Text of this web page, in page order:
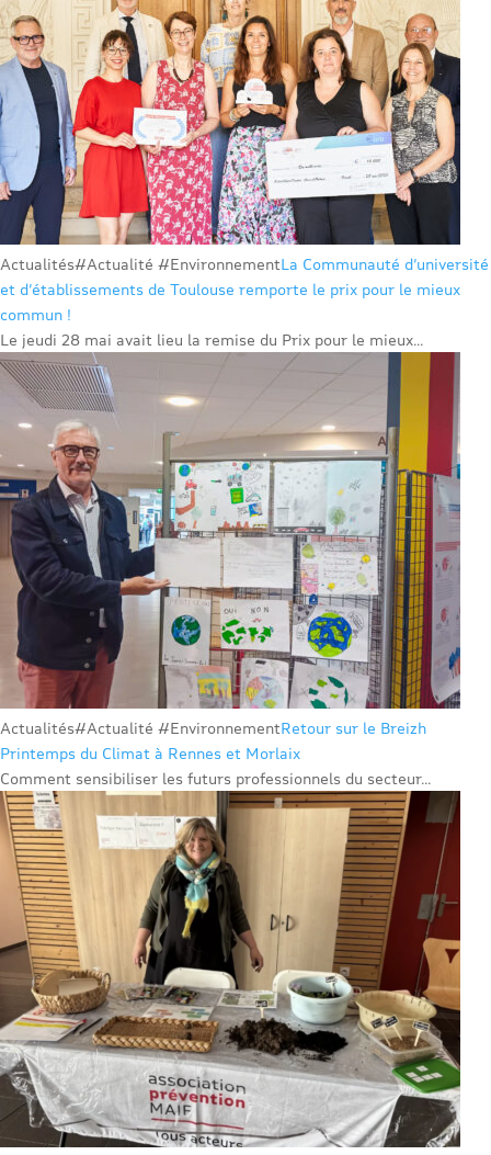
Actualités#Actualité #EnvironnementLa Communauté d’université
et d’établissements de Toulouse remporte le prix pour le mieux
commun !
Le jeudi 28 mai avait lieu la remise du Prix pour le mieux...
Actualités#Actualité #EnvironnementRetour sur le Breizh
Printemps du Climat à Rennes et Morlaix
Comment sensibiliser les futurs professionnels du secteur...